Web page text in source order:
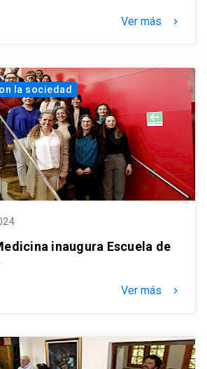
Ver más keyboard_arrow_right
la sociedad
inaugura Escuela de
Ver más keyboard_arrow_right